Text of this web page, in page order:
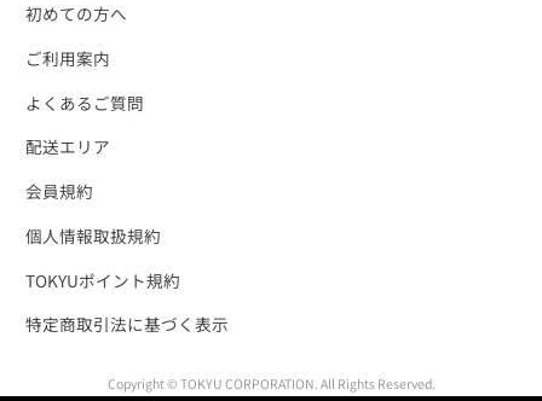
初めての方へ
ご利用案内
よくあるご質問
配送エリア
会員規約
個人情報取扱規約
TOKYUポイント規約
特定商取引法に基づく表示
Copyright © TOKYU CORPORATION. All Rights Reserved.